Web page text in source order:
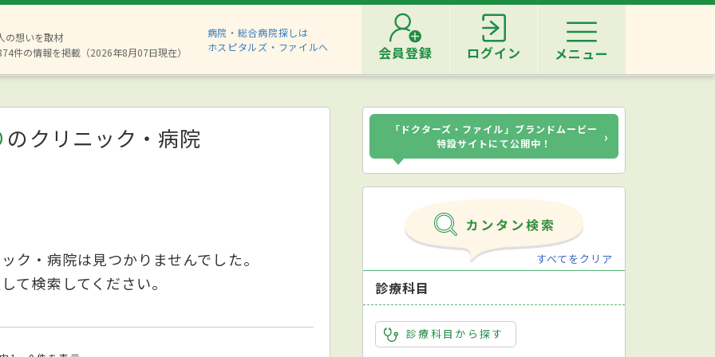
の想いを取材
件の情報を掲載（2026年8月07日現在）
病院・総合病院探しは
ホスピタルズ・ファイルへ
会員登録 ログイン メニュー
のクリニック・病院
ク・病院は見つかりませんでした。
て検索してください。
「ドクターズ・ファイル」ブランドムービー
特設サイトにて公開中！
›
すべてをクリア
診療科目
診療科目から探す